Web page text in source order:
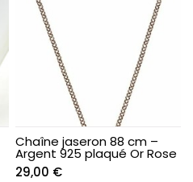
Chaîne jaseron 88 cm –
Argent 925 plaqué Or Rose
29,00 €